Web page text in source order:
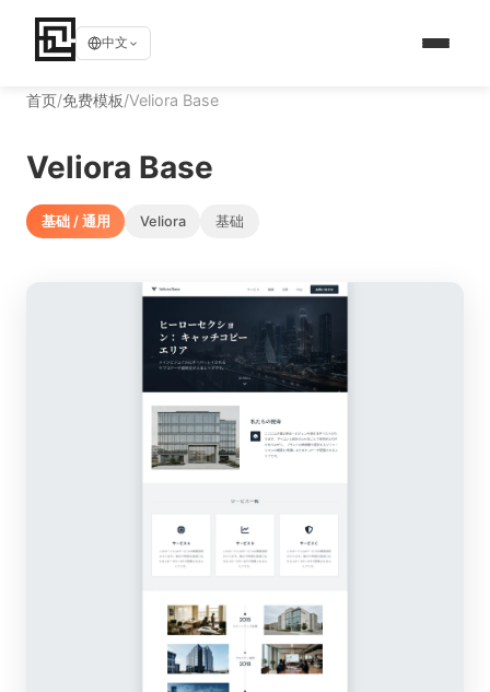
中文
首页/免费模板/Veliora Base
Veliora Base
基础 / 通用 Veliora 基础